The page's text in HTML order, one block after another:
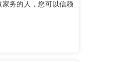
务的人，您可以信赖